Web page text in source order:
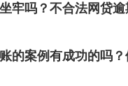
牢吗？不合法网贷逾
的案例有成功的吗